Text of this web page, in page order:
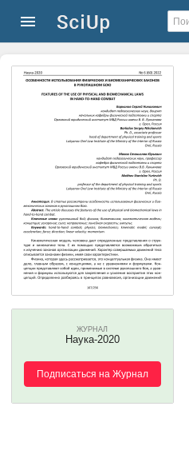
ЖУРНАЛ
Наука-2020
Подписаться на Журнал